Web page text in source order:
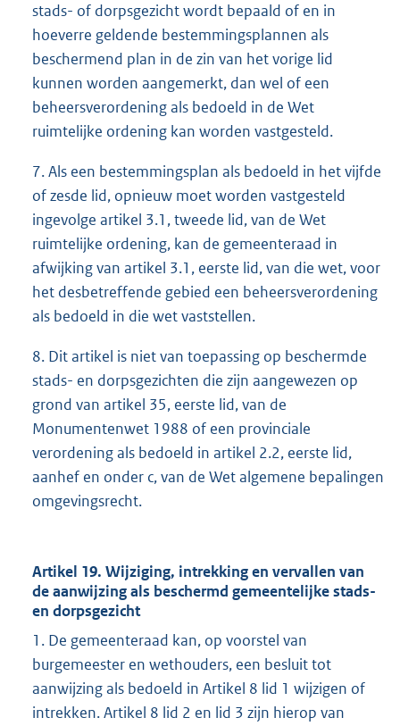
stads- of dorpsgezicht wordt bepaald of en in
hoeverre geldende bestemmingsplannen als
beschermend plan in de zin van het vorige lid
kunnen worden aangemerkt, dan wel of een
beheersverordening als bedoeld in de Wet
ruimtelijke ordening kan worden vastgesteld.
7. Als een bestemmingsplan als bedoeld in het vijfde
of zesde lid, opnieuw moet worden vastgesteld
ingevolge artikel 3.1, tweede lid, van de Wet
ruimtelijke ordening, kan de gemeenteraad in
afwijking van artikel 3.1, eerste lid, van die wet, voor
het desbetreffende gebied een beheersverordening
als bedoeld in die wet vaststellen.
8. Dit artikel is niet van toepassing op beschermde
stads- en dorpsgezichten die zijn aangewezen op
grond van artikel 35, eerste lid, van de
Monumentenwet 1988 of een provinciale
verordening als bedoeld in artikel 2.2, eerste lid,
aanhef en onder c, van de Wet algemene bepalingen
omgevingsrecht.
Artikel 19. Wijziging, intrekking en vervallen van
de aanwijzing als beschermd gemeentelijke stads-
en dorpsgezicht
1. De gemeenteraad kan, op voorstel van
burgemeester en wethouders, een besluit tot
aanwijzing als bedoeld in Artikel 8 lid 1 wijzigen of
intrekken. Artikel 8 lid 2 en lid 3 zijn hierop van